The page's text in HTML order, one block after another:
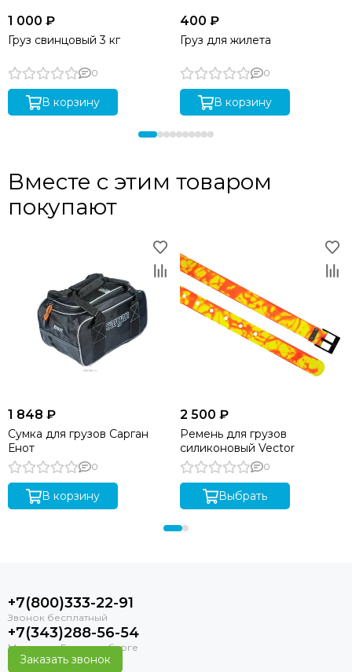
1 000 ₽
Груз свинцовый 3 кг
0
В корзину
400 ₽
Груз для жилета
0
В корзину
Вместе с этим товаром
покупают
1 848 ₽
Сумка для грузов Сарган
Енот
0
В корзину
2 500 ₽
Ремень для грузов
силиконовый Vector
0
Выбрать
+7(800)333-22-91
+7(343)288-56-54
Заказать звонок